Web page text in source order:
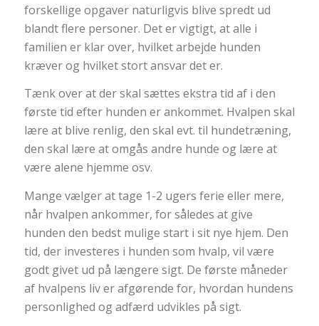
forskellige opgaver naturligvis blive spredt ud
blandt flere personer. Det er vigtigt, at alle i
familien er klar over, hvilket arbejde hunden
kræver og hvilket stort ansvar det er.
Tænk over at der skal sættes ekstra tid af i den
første tid efter hunden er ankommet. Hvalpen skal
lære at blive renlig, den skal evt. til hundetræning,
den skal lære at omgås andre hunde og lære at
være alene hjemme osv.
Mange vælger at tage 1-2 ugers ferie eller mere,
når hvalpen ankommer, for således at give
hunden den bedst mulige start i sit nye hjem. Den
tid, der investeres i hunden som hvalp, vil være
godt givet ud på længere sigt. De første måneder
af hvalpens liv er afgørende for, hvordan hundens
personlighed og adfærd udvikles på sigt.